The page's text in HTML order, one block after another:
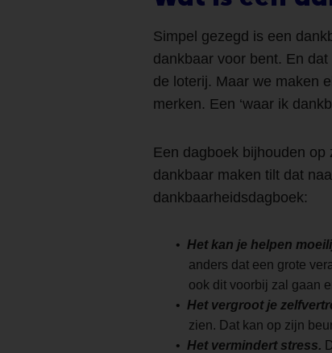
Simpel gezegd is een
dankbaar voor bent. En
de loterij. Maar we maken
merken. Een ‘waar ik
Een dagboek bijhouden
dankbaar maken tilt dat
dankbaarheidsdagboek:
Het kan je helpen
anders dat een grote
ook dit voorbij zal gaan
Het vergroot je
zien. Dat kan op zijn
Het vermindert stress.